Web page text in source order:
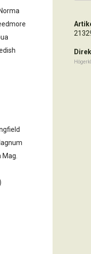
Mag.